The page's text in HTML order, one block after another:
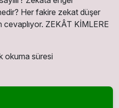
Her fakire zekat düşer
cevaplıyor. ZEKÂT KİMLERE
okuma süresi